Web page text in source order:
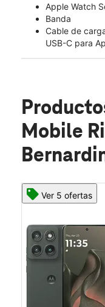
Apple Watch
Banda
Cable de
USB-C para
Mobile
Ver 5 ofertas